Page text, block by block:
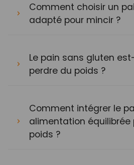
Comment choisir un
adapté pour mincir ?
Le pain sans gluten
perdre du poids ?
Comment intégrer le
alimentation équilibrée
poids ?